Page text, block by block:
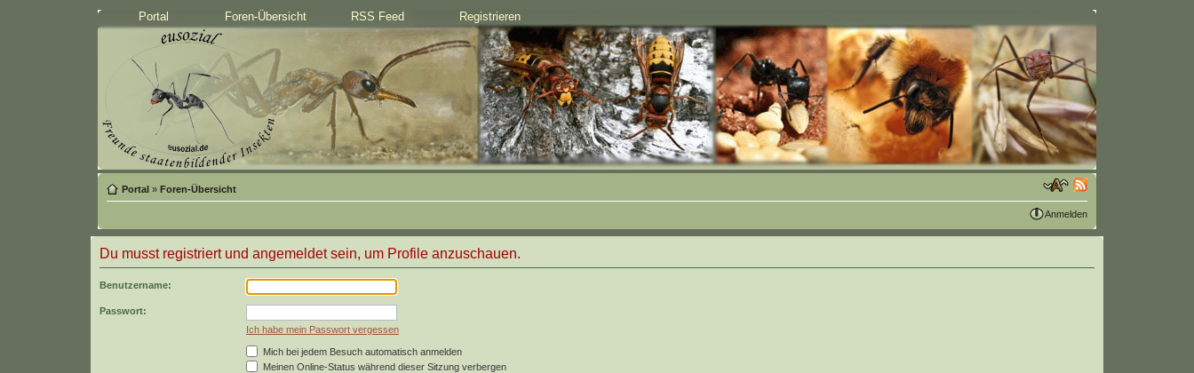
Portal Foren-Übersicht RSS Feed Registrieren
Portal » Foren-Übersicht
Anmelden
Du musst registriert und angemeldet sein, um Profile anzuschauen.
Benutzername:
Passwort:
Ich habe mein Passwort vergessen
Mich bei jedem Besuch automatisch anmelden
Meinen Online-Status während dieser Sitzung verbergen